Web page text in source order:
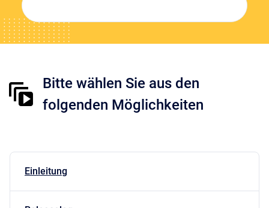
Bitte wählen Sie aus den
folgenden Möglichkeiten
Einleitung